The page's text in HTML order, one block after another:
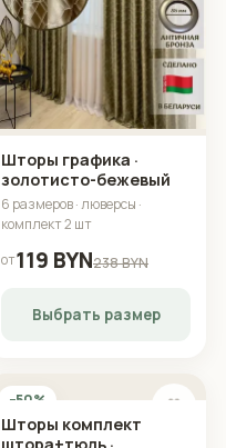
Шторы графика ·
золотисто-бежевый
6 размеров · люверсы ·
комплект 2 шт
от119 BYN238 BYN
Выбрать размер
−50% 🤍